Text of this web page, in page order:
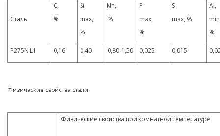
Сталь
С,
%
Si
max,
%
Mn,
%
P
max,
%
S
max, %
Al,
%
P275N L1 0,16 0,40 0,80-1,50 0,025 0,015
Физические свойства стали:
Физические свойства при комнатной температуре